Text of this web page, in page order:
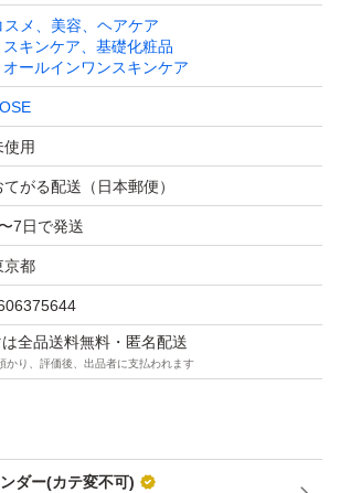
です。
トのグレイスワン リンクルケア モイ
リームEX 2個セットです。
できる高機能オールインワンジェルク
外品で、表皮・真皮まで深く効くW有
す。
スメ、美容、ヘアケア
スキンケア、基礎化粧品
オールインワンスキンケア
使用
てがる配送（日本郵便）
7日で発送
京都
全品送料無料・匿名配送
かり、評価後、出品者に支払われます
ダー(カテ変不可)